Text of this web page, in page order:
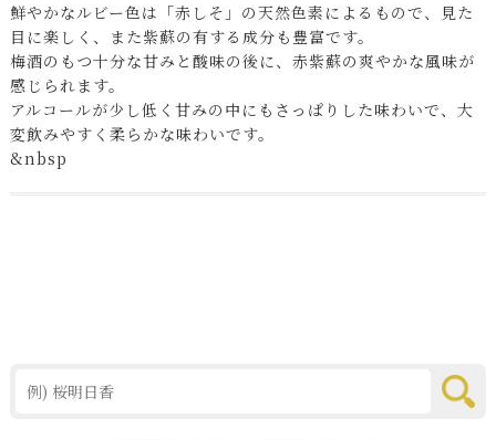
鮮やかなルビー色は「赤しそ」の天然色素によるもので、見た
目に楽しく、また紫蘇の有する成分も豊富です。
梅酒のもつ十分な甘みと酸味の後に、赤紫蘇の爽やかな風味が
感じられます。
アルコールが少し低く甘みの中にもさっぱりした味わいで、大
変飲みやすく柔らかな味わいです。
&nbsp